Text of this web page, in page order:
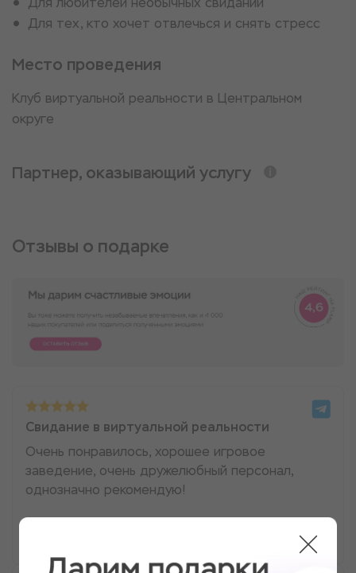
Для тех, кто хочет отвлечься и снять стресс
Место проведения
Клуб виртуальной реальности в Центральном
округе
Партнер, оказывающий услугу
Отзывы о подарке
Свидание в виртуальной реальности
Очень понравилось, хорошее игровое
заведение, очень дружелюбный персонал,
однозначно рекомендую!